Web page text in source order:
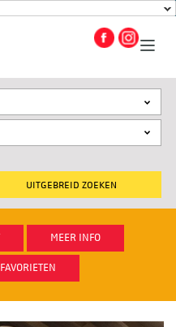
UITGEBREID ZOEKEN
MEER INFO